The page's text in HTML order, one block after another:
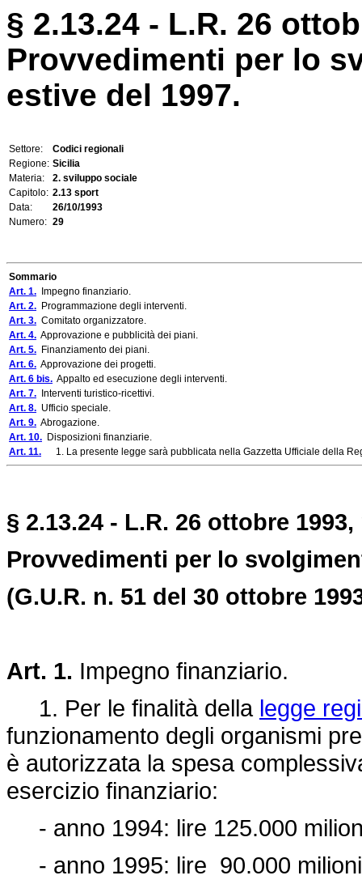
§ 2.13.24 - L.R. 26
Provvedimenti per lo
estive del 1997.
Settore:
Codici regionali
Regione: Sicilia
Materia:
2. sviluppo sociale
Capitolo: 2.13 sport
Data:
26/10/1993
Numero: 29
Sommario
Art. 1. Impegno finanziario.
Art. 2. Programmazione degli interventi.
Art. 3. Comitato organizzatore.
Art. 4. Approvazione e pubblicità dei piani.
Art. 5. Finanziamento dei piani.
Art. 6. Approvazione dei progetti.
Art. 6 bis. Appalto ed esecuzione degli interventi.
Art. 7. Interventi turistico-ricettivi.
Art. 8. Ufficio speciale.
Art. 9. Abrogazione.
Art. 10. Disposizioni finanziarie.
Art. 11. 1. La presente legge sarà pubblicata nella Gazzetta Ufficiale della
§ 2.13.24 - L.R. 26 ottobre 1993,
Provvedimenti per lo
(G.U.R. n. 51 del 30 ottobre
Art. 1. Impegno finanziario.
1. Per le finalità della legge
funzionamento degli organismi
è autorizzata la spesa
esercizio finanziario:
- anno 1994: lire 125.000
- anno 1995: lire 90.000